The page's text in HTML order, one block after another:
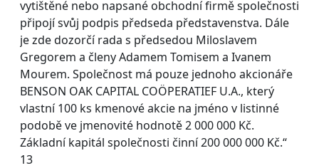
vytištěné nebo napsané obchodní firmě společnosti
připojí svůj podpis předseda představenstva. Dále
je zde dozorčí rada s předsedou Miloslavem
Gregorem a členy Adamem Tomisem a Ivanem
Mourem. Společnost má pouze jednoho akcionáře
BENSON OAK CAPITAL COÖPERATIEF U.A., který
vlastní 100 ks kmenové akcie na jméno v listinné
podobě ve jmenovité hodnotě 2 000 000 Kč.
Základní kapitál společnosti činní 200 000 000 Kč.“
13